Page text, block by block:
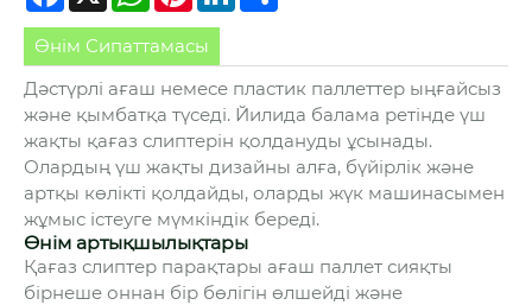
Өнім Сипаттамасы
Дәстүрлі ағаш немесе пластик паллеттер ыңғайсыз
және қымбатқа түседі. Йилида балама ретінде үш
жақты қағаз слиптерін қолдануды ұсынады.
Олардың үш жақты дизайны алға, бүйірлік және
артқы көлікті қолдайды, оларды жүк машинасымен
жұмыс істеуге мүмкіндік береді.
Өнім артықшылықтары
Қағаз слиптер парақтары ағаш паллет сияқты
бірнеше оннан бір бөлігін өлшейді және